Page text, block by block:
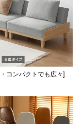
コンパクトでも広々] 3
ァベッド リクライニン